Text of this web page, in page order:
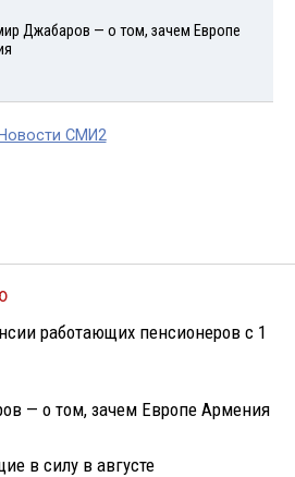
Джабаров — о том, зачем Европе
Новости СМИ2
работающих пенсионеров с 1
— о том, зачем Европе Армения
в силу в августе